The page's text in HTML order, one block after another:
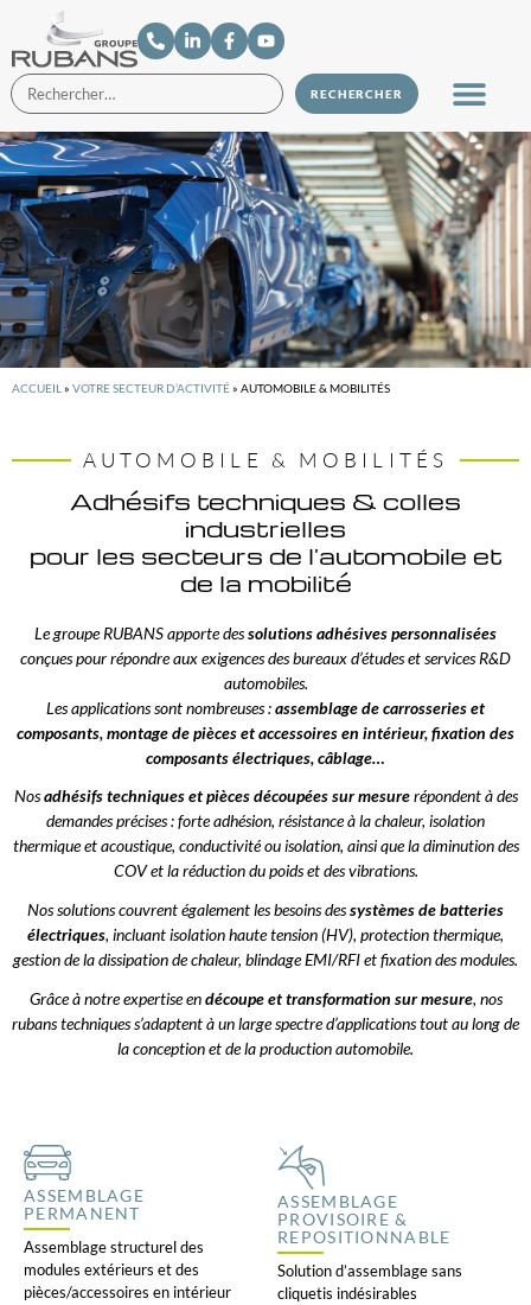
ACCUEIL » VOTRE SECTEUR D’ACTIVITÉ» AUTOMOBILE & MOBILITÉS
AUTOMOBILE & MOBILITÉS
Adhésifs techniques & colles
industrielles
pour les secteurs de l'automobile et
de la mobilité
Le groupe RUBANS apporte dessolutions adhésives personnalisées
conçues pour répondre aux exigences des bureaux d’études et services R&D
automobiles.
Les applications sont nombreuses :assemblage de carrosseries et
composants, montage de pièces et accessoires en intérieur, fixation des
composants électriques, câblage…
Nosadhésifs techniques et pièces découpées sur mesurerépondent à des
demandes précises : forte adhésion, résistance à la chaleur, isolation
thermique et acoustique, conductivité ou isolation, ainsi que la diminution des
COV et la réduction du poids et des vibrations.
Nos solutions couvrent également les besoins dessystèmes de batteries
électriques, incluant isolation haute tension (HV), protection thermique,
gestion de la dissipation de chaleur, blindage EMI/RFI et fixation des modules.
Grâce à notre expertise endécoupe et transformation sur mesure, nos
rubans techniques s’adaptent à un large spectre d’applications tout au long de
la conception et de la production automobile.
ASSEMBLAGE
PERMANENT
Assemblage structurel des
modules extérieurs et des
pièces/accessoires en intérieur
ASSEMBLAGE
PROVISOIRE &
REPOSITIONNABLE
Solution d’assemblage sans
cliquetis indésirables